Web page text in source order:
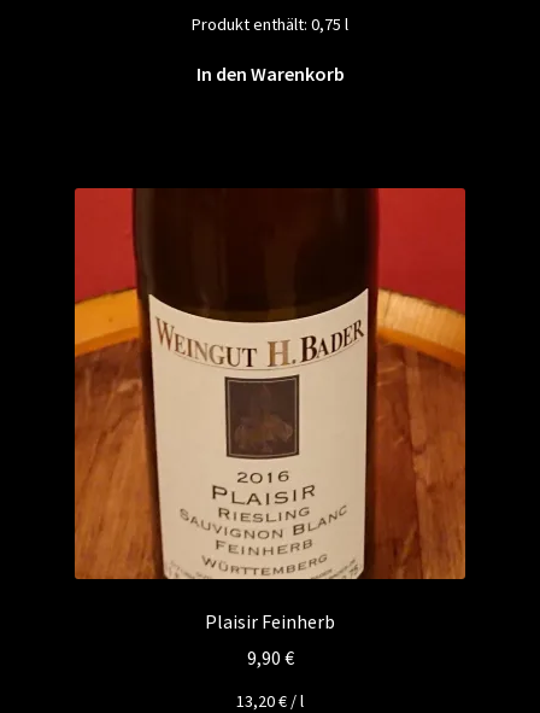
Produkt enthält: 0,75 l
In den Warenkorb
Plaisir Feinherb
9,90 €
13,20€ /l